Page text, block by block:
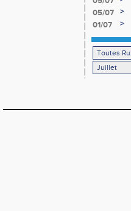
05/07
>
01/07
>